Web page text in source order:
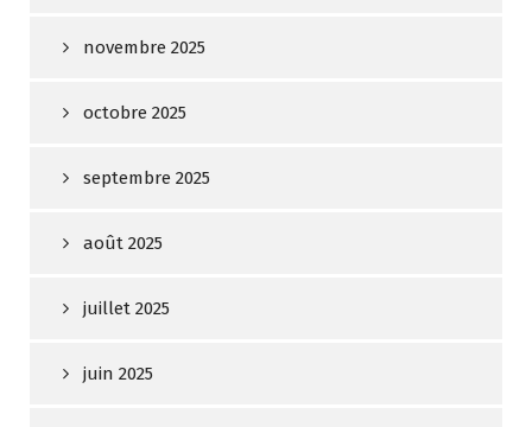
novembre 2025
octobre 2025
septembre 2025
août 2025
juillet 2025
juin 2025